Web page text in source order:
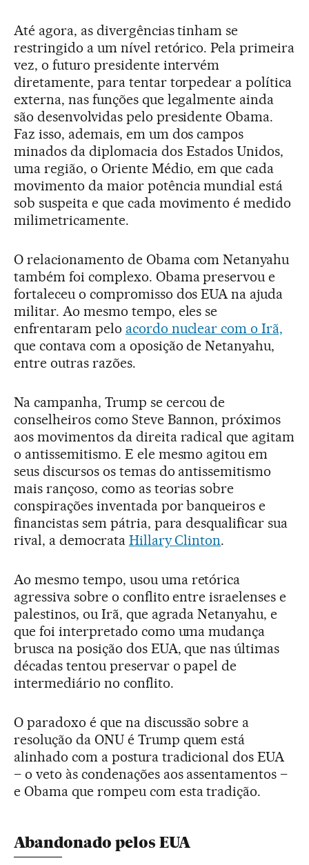
Até agora, as divergências tinham se
restringido a um nível retórico. Pela primeira
vez, o futuro presidente intervém
diretamente, para tentar torpedear a política
externa, nas funções que legalmente ainda
são desenvolvidas pelo presidente Obama.
Faz isso, ademais, em um dos campos
minados da diplomacia dos Estados Unidos,
uma região, o Oriente Médio, em que cada
movimento da maior potência mundial está
sob suspeita e que cada movimento é medido
milimetricamente.
O relacionamento de Obama com Netanyahu
também foi complexo. Obama preservou e
fortaleceu o compromisso dos EUA na ajuda
militar. Ao mesmo tempo, eles se
enfrentaram pelo acordo nuclear com o Irã,
que contava com a oposição de Netanyahu,
entre outras razões.
Na campanha, Trump se cercou de
conselheiros como Steve Bannon, próximos
aos movimentos da direita radical que agitam
o antissemitismo. E ele mesmo agitou em
seus discursos os temas do antissemitismo
mais rançoso, como as teorias sobre
conspirações inventada por banqueiros e
financistas sem pátria, para desqualificar sua
rival, a democrata Hillary Clinton.
Ao mesmo tempo, usou uma retórica
agressiva sobre o conflito entre israelenses e
palestinos, ou Irã, que agrada Netanyahu, e
que foi interpretado como uma mudança
brusca na posição dos EUA, que nas últimas
décadas tentou preservar o papel de
intermediário no conflito.
O paradoxo é que na discussão sobre a
resolução da ONU é Trump quem está
alinhado com a postura tradicional dos EUA
– o veto às condenações aos assentamentos –
e Obama que rompeu com esta tradição.
Abandonado pelos EUA